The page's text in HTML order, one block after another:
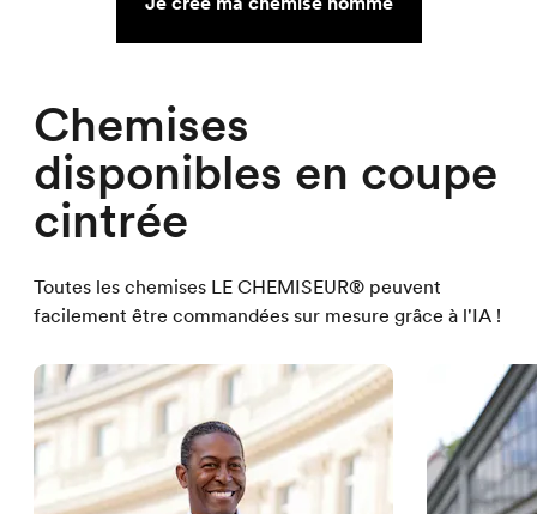
Chemises
disponibles en coupe
cintrée
Toutes les chemises LE CHEMISEUR® peuvent
facilement être commandées sur mesure grâce à l'IA !